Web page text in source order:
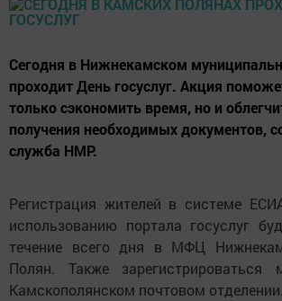
Сегодня в Нижнекамском
проходит День госуслуг. Акция
только сэкономить время, но и
получения необходимых документов,
служба НМР.
Регистрация жителей в системе
использованию портала госуслуг
течение всего дня в МФЦ
Полян. Также
Камскополянском почтовом отделении.